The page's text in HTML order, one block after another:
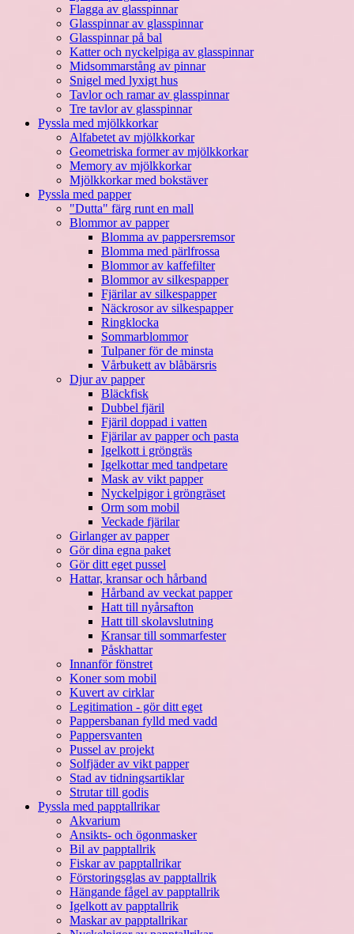
Flagga av glasspinnar
Glasspinnar av glasspinnar
Glasspinnar på bal
Katter och nyckelpiga av glasspinnar
Midsommarstång av pinnar
Snigel med lyxigt hus
Tavlor och ramar av glasspinnar
Tre tavlor av glasspinnar
Pyssla med mjölkkorkar
Alfabetet av mjölkkorkar
Geometriska former av mjölkkorkar
Memory av mjölkkorkar
Mjölkkorkar med bokstäver
Pyssla med papper
"Dutta" färg runt en mall
Blommor av papper
Blomma av pappersremsor
Blomma med pärlfrossa
Blommor av kaffefilter
Blommor av silkespapper
Fjärilar av silkespapper
Näckrosor av silkespapper
Ringklocka
Sommarblommor
Tulpaner för de minsta
Vårbukett av blåbärsris
Djur av papper
Bläckfisk
Dubbel fjäril
Fjäril doppad i vatten
Fjärilar av papper och pasta
Igelkott i gröngräs
Igelkottar med tandpetare
Mask av vikt papper
Nyckelpigor i gröngräset
Orm som mobil
Veckade fjärilar
Girlanger av papper
Gör dina egna paket
Gör ditt eget pussel
Hattar, kransar och hårband
Hårband av veckat papper
Hatt till nyårsafton
Hatt till skolavslutning
Kransar till sommarfester
Påskhattar
Innanför fönstret
Koner som mobil
Kuvert av cirklar
Legitimation - gör ditt eget
Pappersbanan fylld med vadd
Pappersvanten
Pussel av projekt
Solfjäder av vikt papper
Stad av tidningsartiklar
Strutar till godis
Pyssla med papptallrikar
Akvarium
Ansikts- och ögonmasker
Bil av papptallrik
Fiskar av papptallrikar
Förstoringsglas av papptallrik
Hängande fågel av papptallrik
Igelkott av papptallrik
Maskar av papptallrikar